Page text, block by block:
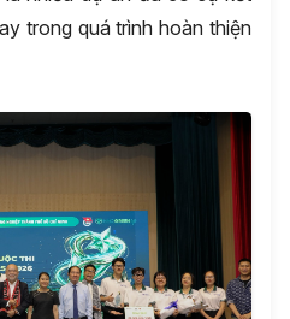
trong quá trình hoàn thiện